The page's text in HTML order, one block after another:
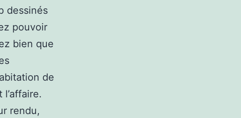
dessinés
pouvoir
bien que
de
rendu,